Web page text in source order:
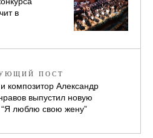
в
ПОСТ
композитор Александр
выпустил новую
люблю свою жену”